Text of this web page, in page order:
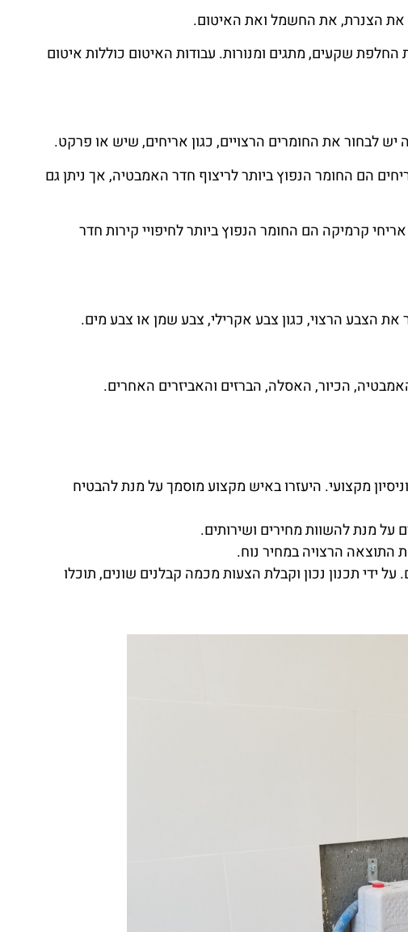
את הצנרת, את החשמל ואת האיטום.
החלפת שקעים, מתגים ומנורות. עבודות האיטום כוללות איטום
לבחור את החומרים הרצויים, כגון אריחים, שיש או פרקט.
הם החומר הנפוץ ביותר לריצוף חדר האמבטיה, אך ניתן גם
קרמיקה הם החומר הנפוץ ביותר לחיפויי קירות חדר
הצבע הרצוי, כגון צבע אקרילי, צבע שמן או צבע מים.
הכיור, האסלה, הברזים והאביזרים האחרים.
מקצועי. היעזרו באיש מקצוע מוסמך על מנת להבטיח
מנת להשוות מחירים ושירותים.
התוצאה הרצויה במחיר נוח.
תכנון נכון וקבלת הצעות מכמה קבלנים שונים, תוכלו